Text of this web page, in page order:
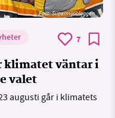
Foto: Supermijöbloggen
7
klimatet väntar i
valet
augusti går i klimatets